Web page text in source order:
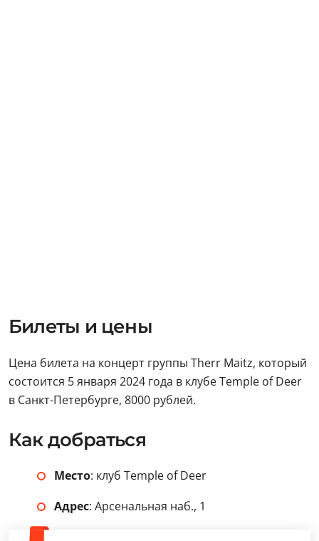
Билеты и цены
Цена билета на концерт группы Therr Maitz, который
состоится 5 января 2024 года в клубе Temple of Deer
в Санкт-Петербурге, 8000 рублей.
Как добраться
Место: клуб Temple of Deer
Адрес: Арсенальная наб., 1